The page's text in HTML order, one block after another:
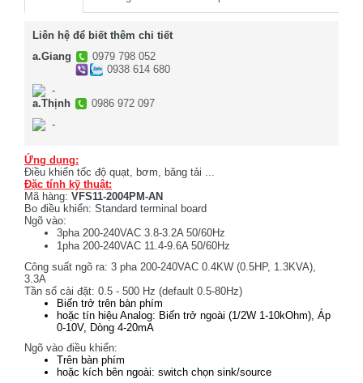
Liên hệ để biết thêm chi tiết
a.Giang
0979 798 052
0938 614 680
-
a.Thịnh
0986 972 097
-
Ứng dụng:
Điều khiển tốc độ quạt, bơm, băng tải ...
Đặc tính kỹ thuật:
Mã hàng: VFS11-2004PM-AN
Bo điều khiển: Standard terminal board
Ngõ vào:
3pha 200-240VAC 3.8-3.2A 50/60Hz
1pha 200-240VAC 11.4-9.6A 50/60Hz
Công suất ngõ ra: 3 pha 200-240VAC 0.4KW (0.5HP, 1.3KVA),
3.3A
Tần số cài đặt: 0.5 - 500 Hz (default 0.5-80Hz)
Biến trở trên bàn phím
hoặc tín hiệu Analog: Biến trở ngoài (1/2W 1-10kOhm), Áp
0-10V, Dòng 4-20mA
Ngõ vào điều khiển:
Trên bàn phím
hoặc kích bên ngoài: switch chọn sink/source